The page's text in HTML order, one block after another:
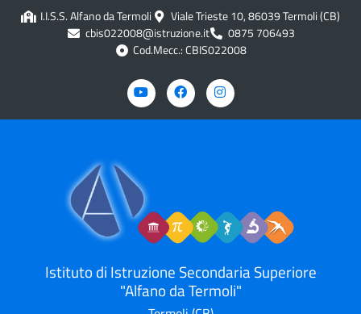
contenutoI.I.S.S. Alfano da Termoli
Viale Trieste 10, 86039 Termoli (CB)
cbis022008@istruzione.it
0875 706493
Cod.Mecc.: CBIS022008
Istituto di Istruzione Secondaria Superiore
"Alfano da Termoli"